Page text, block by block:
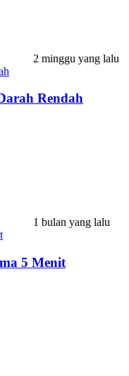
2 minggu yang lalu
Rendah
1 bulan yang lalu
5 Menit